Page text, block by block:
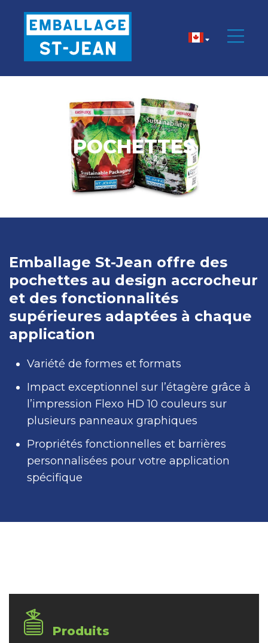
POCHETTES
Emballage St-Jean offre des
pochettes au design accrocheur
et des fonctionnalités
supérieures adaptées à chaque
application
Variété de formes et formats
Impact exceptionnel sur l’étagère grâce à
l’impression Flexo HD 10 couleurs sur
plusieurs panneaux graphiques
Propriétés fonctionnelles et barrières
personnalisées pour votre application
spécifique
Produits